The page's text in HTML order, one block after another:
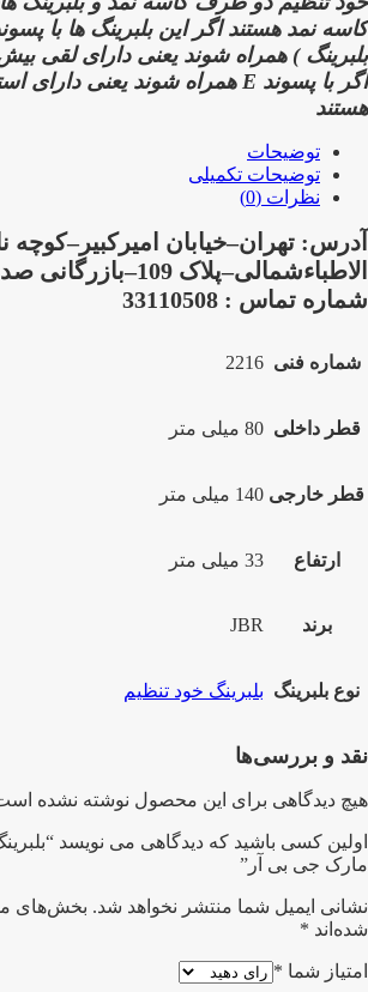
کاسه نمد هستند اگر این بلبرینگ ها با
بلبرینگ ) همراه شوند یعنی دارای لقی
اگر با پسوند E همراه شوند یعنی دارای
هستند
توضیحات
توضیحات تکمیلی
نظرات (0)
آدرس: تهران–خیابان امیرکبیر–کوچه
الاطباءشمالی–پلاک 109–بازرگانی صدرا بلبرینگ
شماره تماس : 33110508
شماره فنی 2216
قطر داخلی 80 میلی متر
قطر خارجی 140 میلی متر
ارتفاع 33 میلی متر
برند JBR
نوع بلبرینگ بلبرینگ خود تنظیم
نقد و بررسی‌ها
هیچ دیدگاهی برای این محصول نوشته نشده
مارک جی بی آر”
نشانی ایمیل شما منتشر نخواهد شد. بخش‌های
شده‌اند *
امتیاز شما *